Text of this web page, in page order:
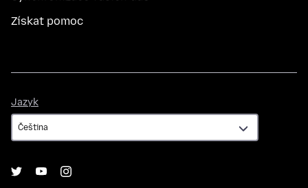
Získat pomoc
Jazyk